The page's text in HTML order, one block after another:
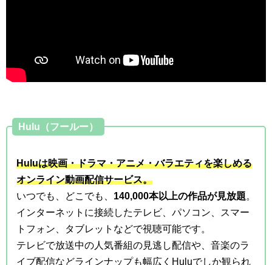
Hulu（フールー）
Huluは映画・ドラマ・アニメ・バラエティを楽しめる
オンライン動画配信サービス。
いつでも、どこでも、 140,000本以上の作品が見放題。
インターネットに接続したテレビ、パソコン、スマー
トフォン、タブレットなどで視聴可能です。
テレビで放送中の人気番組の見逃し配信や、音楽のラ
イブ配信などラインナップも幅広くHuluでしか観られ